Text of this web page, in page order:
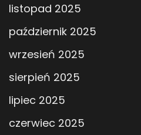
listopad 2025
październik 2025
wrzesień 2025
sierpień 2025
lipiec 2025
czerwiec 2025